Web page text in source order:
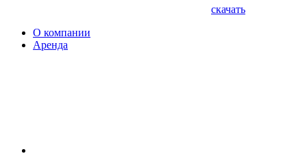
скачать
О компании
Аренда